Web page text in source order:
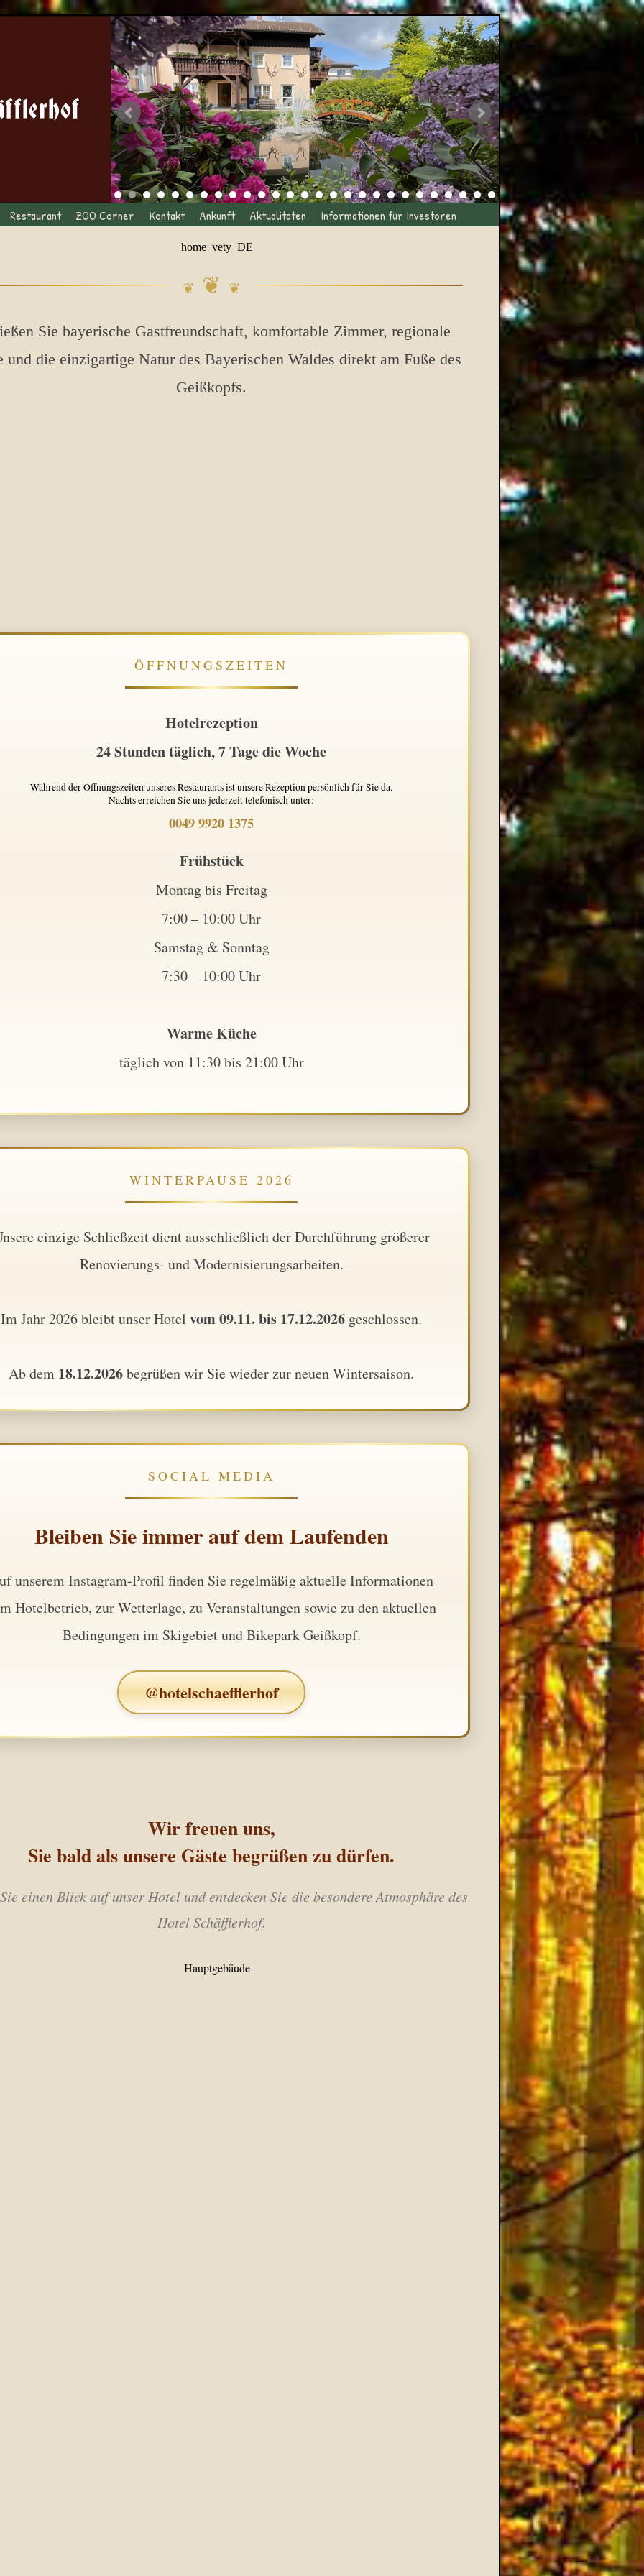
Restaurant ZOO Corner Kontakt Ankunft Aktualitaten Informationen für Investoren
❦ ❦ ❦
Sie bayerische Gastfreundschaft, komfortable Zimmer, regionale
und die einzigartige Natur des Bayerischen Waldes direkt am Fuße des
Geißkopfs.
ÖFFNUNGSZEITEN
Hotelrezeption
24 Stunden täglich, 7 Tage die Woche
Während der Öffnungszeiten unseres Restaurants ist unsere Rezeption persönlich für Sie da.
Nachts erreichen Sie uns jederzeit telefonisch unter:
0049 9920 1375
Frühstück
Montag bis Freitag
7:00 – 10:00 Uhr
Samstag & Sonntag
7:30 – 10:00 Uhr
Warme Küche
täglich von 11:30 bis 21:00 Uhr
WINTERPAUSE 2026
einzige Schließzeit dient ausschließlich der Durchführung größerer
Renovierungs- und Modernisierungsarbeiten.
Im Jahr 2026 bleibt unser Hotel vom 09.11. bis 17.12.2026 geschlossen.
Ab dem 18.12.2026begrüßen wir Sie wieder zur neuen Wintersaison.
SOCIAL MEDIA
Bleiben Sie immer auf dem Laufenden
unserem Instagram-Profil finden Sie regelmäßig aktuelle Informationen
Hotelbetrieb, zur Wetterlage, zu Veranstaltungen sowie zu den aktuellen
Bedingungen im Skigebiet und Bikepark Geißkopf.
@hotelschaefflerhof
Wir freuen uns,
Sie bald als unsere Gäste begrüßen zu dürfen.
einen Blick auf unser Hotel und entdecken Sie die besondere Atmosphäre des
Hotel Schäfflerhof.